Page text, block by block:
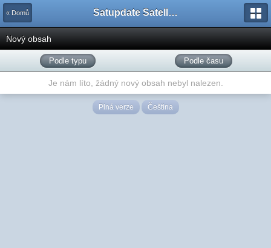
« Domů Satupdate Satellite Support Project
Nový obsah
Podle typu Podle času
Je nám líto, žádný nový obsah nebyl nalezen.
Plná verze Čeština